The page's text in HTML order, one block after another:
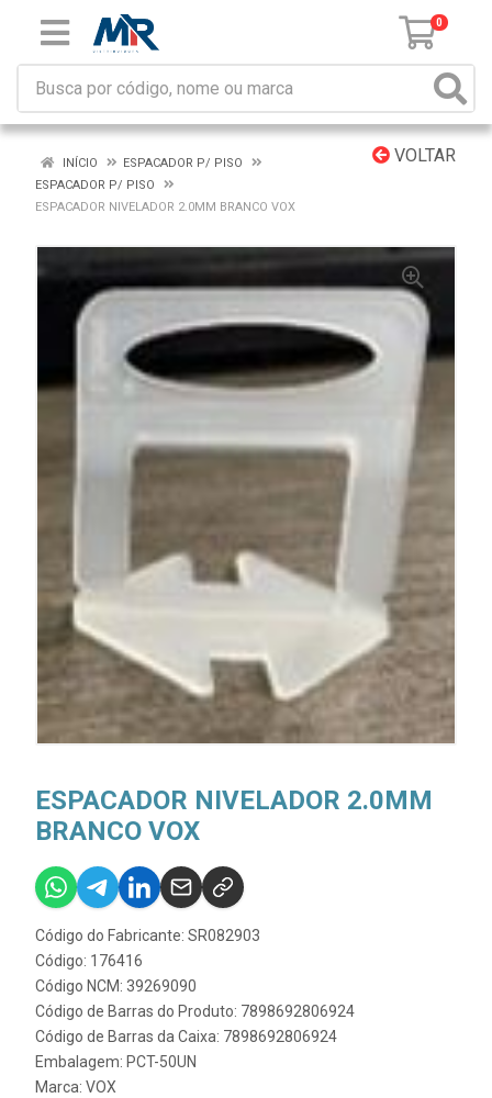
0
VOLTAR
INÍCIO
ESPACADOR P/ PISO
ESPACADOR P/ PISO
ESPACADOR NIVELADOR 2.0MM BRANCO VOX
ESPACADOR NIVELADOR 2.0MM
BRANCO VOX
Código do Fabricante: SR082903
Código: 176416
Código NCM: 39269090
Código de Barras do Produto: 7898692806924
Código de Barras da Caixa: 7898692806924
Embalagem: PCT-50UN
Marca: VOX